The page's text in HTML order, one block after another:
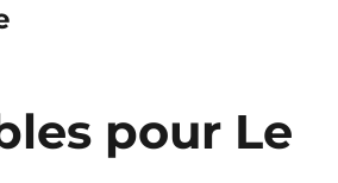
pour Le